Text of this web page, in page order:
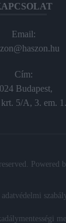
Email:
Cím:
Budapest,
5/A, 3. em.
Powered
adatvédelmi